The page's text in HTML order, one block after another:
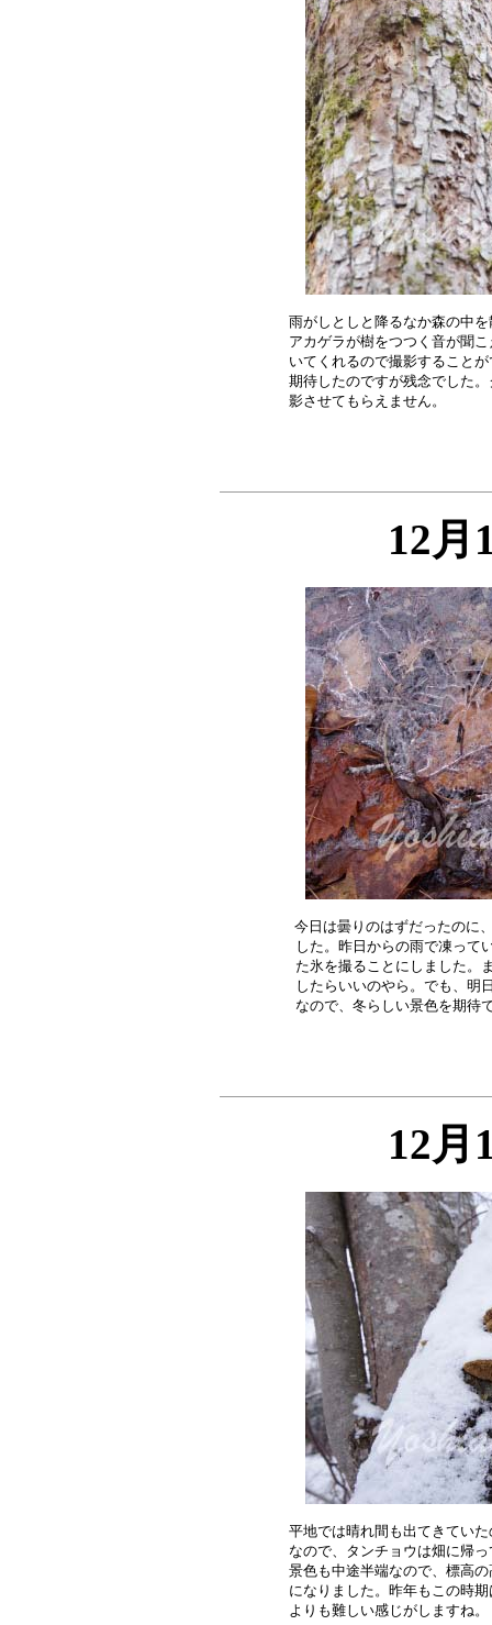
雨がしとしと降るなか森の中
アカゲラが樹をつつく音が聞
いてくれるので撮影すること
期待したのですが残念でした
12月
今日は曇りのはずだったのに
した。昨日からの雨で凍って
た氷を撮ることにしました。
したらいいのやら。でも、明
12月
平地では晴れ間も出てきてい
なので、タンチョウは畑に帰
景色も中途半端なので、標高
になりました。昨年もこの時